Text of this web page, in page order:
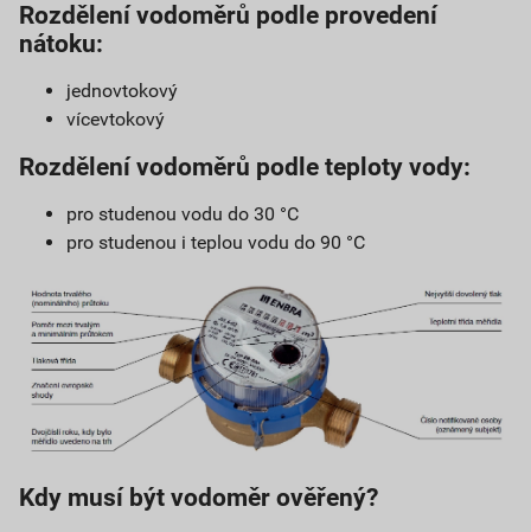
Rozdělení vodoměrů podle provedení
nátoku:
jednovtokový
vícevtokový
Rozdělení vodoměrů podle teploty vody:
pro studenou vodu do 30 °C
pro studenou i teplou vodu do 90 °C
Kdy musí být vodoměr ověřený?